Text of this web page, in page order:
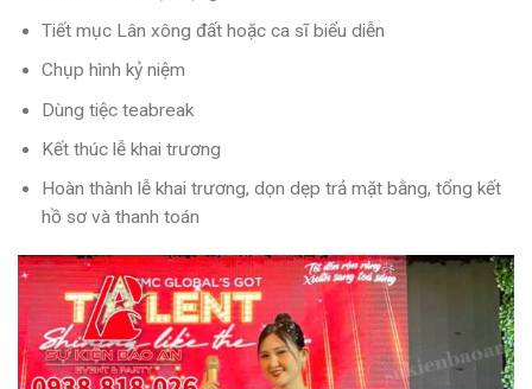
Tiết mục Lân xông đất hoặc ca sĩ biểu diễn
Chụp hình kỷ niệm
Dùng tiệc teabreak
Kết thúc lễ khai trương
Hoàn thành lễ khai trương, dọn dẹp trả mặt bằng, tổng kết
hồ sơ và thanh toán